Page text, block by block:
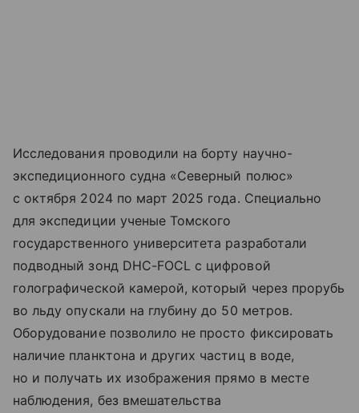
Исследования проводили на борту научно-
экспедиционного судна «Северный полюс»
с октября 2024 по март 2025 года. Специально
для экспедиции ученые Томского
государственного университета разработали
подводный зонд DHC-FOCL с цифровой
голографической камерой, который через прорубь
во льду опускали на глубину до 50 метров.
Оборудование позволило не просто фиксировать
наличие планктона и других частиц в воде,
но и получать их изображения прямо в месте
наблюдения, без вмешательства